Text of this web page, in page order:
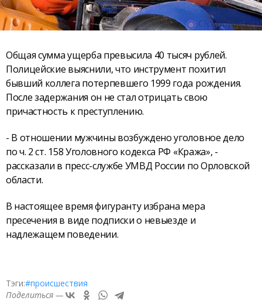
Общая сумма ущерба превысила 40 тысяч рублей.
Полицейские выяснили, что инструмент похитил
бывший коллега потерпевшего 1999 года рождения.
После задержания он не стал отрицать свою
причастность к преступлению.
- В отношении мужчины возбуждено уголовное дело
по ч. 2 ст. 158 Уголовного кодекса РФ «Кража», -
рассказали в пресс-службе УМВД России по Орловской
области.
В настоящее время фигуранту избрана мера
пресечения в виде подписки о невыезде и
надлежащем поведении.
Тэги:#происшествия
Поделиться —